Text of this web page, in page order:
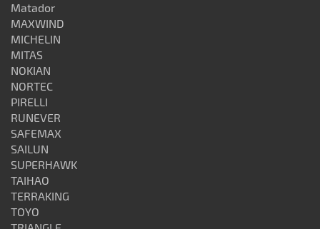
Matador
MAXWIND
MICHELIN
MITAS
NOKIAN
NORTEC
PIRELLI
RUNEVER
SAFEMAX
SAILUN
SUPERHAWK
TAIHAO
TERRAKING
TOYO